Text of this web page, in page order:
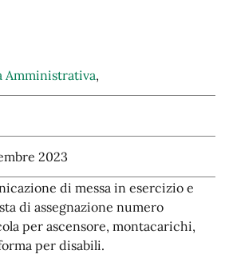
Amministrativa,
2023
di messa in esercizio e
di assegnazione numero
per ascensore, montacarichi,
per disabili.